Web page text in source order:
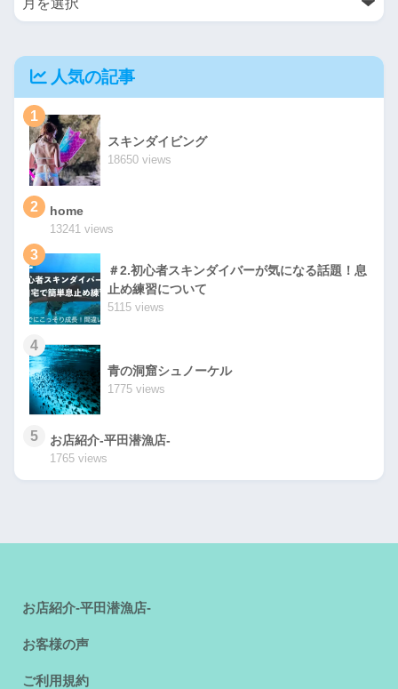
人気の記事
1
スキンダイビング
18650 views
2 home
13241 views
3
＃2.初心者スキンダイバーが気になる話題！息
止め練習について
5115 views
4
青の洞窟シュノーケル
1775 views
5 お店紹介-平田潜漁店-
1765 views
お店紹介-平田潜漁店-
お客様の声
ご利用規約